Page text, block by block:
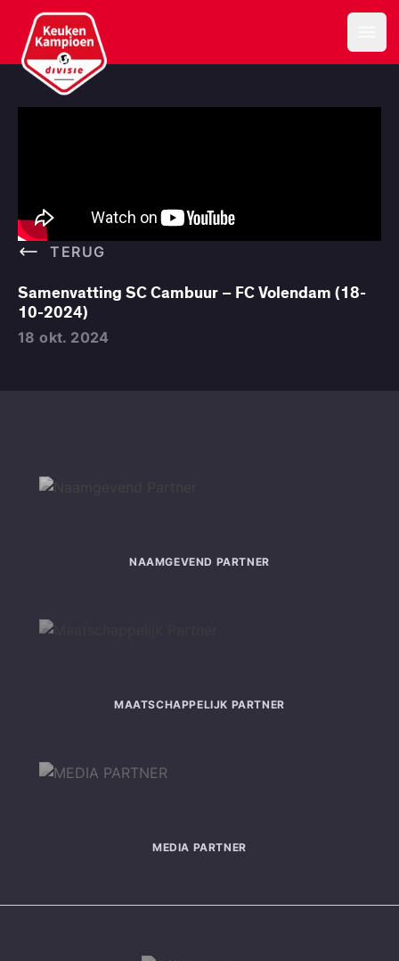
Keuken Kampioen Divisie
TERUG
Samenvatting SC Cambuur – FC Volendam (18-
10-2024)
18 okt. 2024
NAAMGEVEND PARTNER
MAATSCHAPPELIJK PARTNER
MEDIA PARTNER